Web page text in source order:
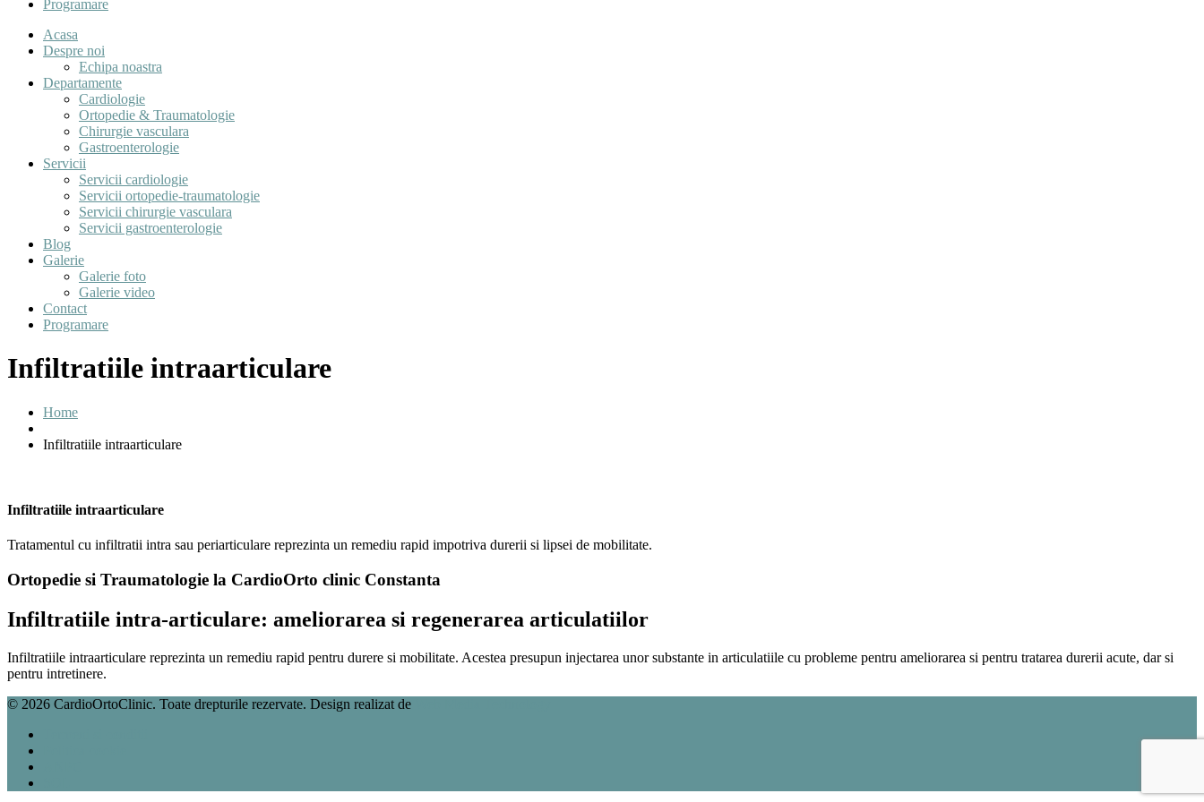
Programare
Acasa
Despre noi
Echipa noastra
Departamente
Cardiologie
Ortopedie & Traumatologie
Chirurgie vasculara
Gastroenterologie
Servicii
Servicii cardiologie
Servicii ortopedie-traumatologie
Servicii chirurgie vasculara
Servicii gastroenterologie
Blog
Galerie
Galerie foto
Galerie video
Contact
Programare
Infiltratiile intraarticulare
Home
Infiltratiile intraarticulare
Infiltratiile intraarticulare
Tratamentul cu infiltratii intra sau periarticulare reprezinta un remediu rapid impotriva durerii si lipsei de mobilitate.
Ortopedie si Traumatologie la CardioOrto clinic Constanta
Infiltratiile intra-articulare: ameliorarea si regenerarea articulatiilor
Infiltratiile intraarticulare reprezinta un remediu rapid pentru durere si mobilitate. Acestea presupun injectarea unor substante in articulatiile cu probleme pentru ameliorarea si pentru tratarea durerii acute, dar si
pentru intretinere.
© 2026 CardioOrtoClinic. Toate drepturile rezervate. Design realizat de